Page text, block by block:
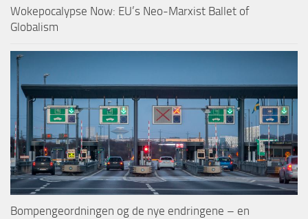
Wokepocalypse Now: EU’s Neo-Marxist Ballet of
Globalism
Bompengeordningen og de nye endringene – en